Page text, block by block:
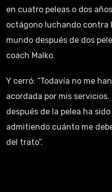
en cuatro peleas o dos
octágono luchando contra
mundo después de dos
coach Malko.
Y cerró: “Todavía no me
acordada por mis
después de la pelea ha
admitiendo cuánto me
del trato”.